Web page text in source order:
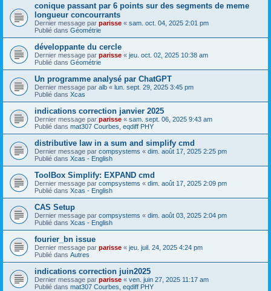
conique passant par 6 points sur des segments de meme
longueur concourrants
Dernier message par parisse « sam. oct. 04, 2025 2:01 pm
Publié dans Géométrie
développante du cercle
Dernier message par parisse « jeu. oct. 02, 2025 10:38 am
Publié dans Géométrie
Un programme analysé par ChatGPT
Dernier message par alb « lun. sept. 29, 2025 3:45 pm
Publié dans Xcas
indications correction janvier 2025
Dernier message par parisse « sam. sept. 06, 2025 9:43 am
Publié dans mat307 Courbes, eqdiff PHY
distributive law in a sum and simplify cmd
Dernier message par compsystems « dim. août 17, 2025 2:25 pm
Publié dans Xcas - English
ToolBox Simplify: EXPAND cmd
Dernier message par compsystems « dim. août 17, 2025 2:09 pm
Publié dans Xcas - English
CAS Setup
Dernier message par compsystems « dim. août 03, 2025 2:04 pm
Publié dans Xcas - English
fourier_bn issue
Dernier message par parisse « jeu. juil. 24, 2025 4:24 pm
Publié dans Autres
indications correction juin2025
Dernier message par parisse « ven. juin 27, 2025 11:17 am
Publié dans mat307 Courbes, eqdiff PHY